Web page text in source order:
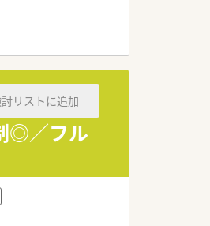
◎／フル
リストに追加